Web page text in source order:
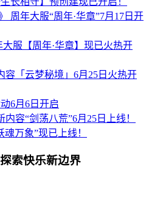
索快乐新边界